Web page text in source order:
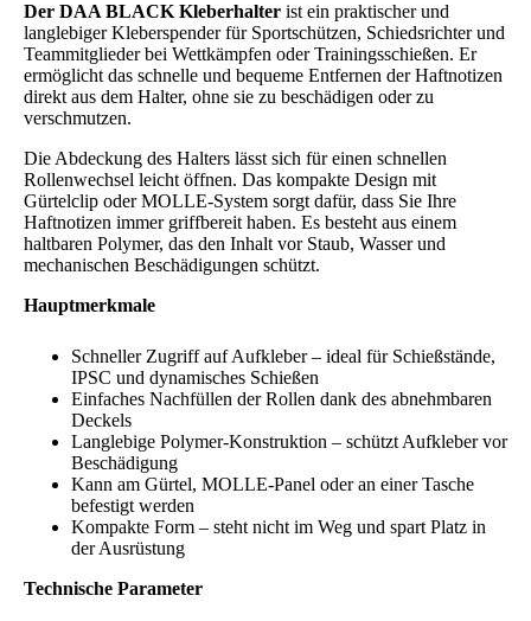
Der DAA BLACK Kleberhalter ist ein praktischer und
langlebiger Kleberspender für Sportschützen, Schiedsrichter und
Teammitglieder bei Wettkämpfen oder Trainingsschießen. Er
ermöglicht das schnelle und bequeme Entfernen der Haftnotizen
direkt aus dem Halter, ohne sie zu beschädigen oder zu
verschmutzen.
Die Abdeckung des Halters lässt sich für einen schnellen
Rollenwechsel leicht öffnen. Das kompakte Design mit
Gürtelclip oder MOLLE-System sorgt dafür, dass Sie Ihre
Haftnotizen immer griffbereit haben. Es besteht aus einem
haltbaren Polymer, das den Inhalt vor Staub, Wasser und
mechanischen Beschädigungen schützt.
Hauptmerkmale
Schneller Zugriff auf Aufkleber – ideal für Schießstände,
IPSC und dynamisches Schießen
Einfaches Nachfüllen der Rollen dank des abnehmbaren
Deckels
Langlebige Polymer-Konstruktion – schützt Aufkleber vor
Beschädigung
Kann am Gürtel, MOLLE-Panel oder an einer Tasche
befestigt werden
Kompakte Form – steht nicht im Weg und spart Platz in
der Ausrüstung
Technische Parameter